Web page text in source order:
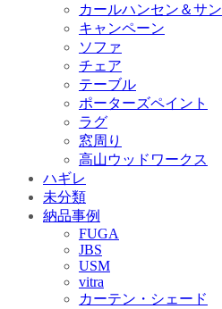
カールハンセン＆サン
キャンペーン
ソファ
チェア
テーブル
ポーターズペイント
ラグ
窓周り
高山ウッドワークス
ハギレ
未分類
納品事例
FUGA
JBS
USM
vitra
カーテン・シェード